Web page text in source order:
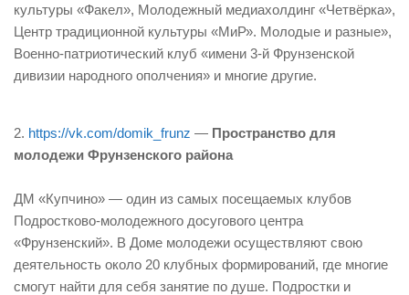
культуры «Факел», Молодежный медиахолдинг «Четвёрка»,
Центр традиционной культуры «МиР». Молодые и разные»,
Военно-патриотический клуб «имени 3-й Фрунзенской
дивизии народного ополчения» и многие другие.
2. https://vk.com/domik_frunz — Пространство для
молодежи Фрунзенского района
ДМ «Купчино» — один из самых посещаемых клубов
Подростково-молодежного досугового центра
«Фрунзенский». В Доме молодежи осуществляют свою
деятельность около 20 клубных формирований, где многие
смогут найти для себя занятие по душе. Подростки и